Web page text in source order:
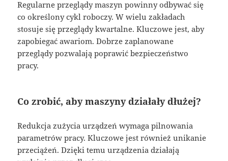
Regularne przeglądy maszyn powinny odbywać się
co określony cykl roboczy. W wielu zakładach
stosuje się przeglądy kwartalne. Kluczowe jest, aby
zapobiegać awariom. Dobrze zaplanowane
przeglądy pozwalają poprawić bezpieczeństwo
pracy.
Co zrobić, aby maszyny działały dłużej?
Redukcja zużycia urządzeń wymaga pilnowania
parametrów pracy. Kluczowe jest również unikanie
przeciążeń. Dzięki temu urządzenia działają